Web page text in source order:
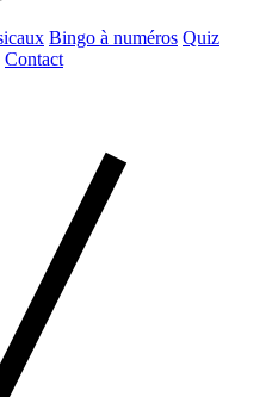
Bingo à numéros Quiz
Contact